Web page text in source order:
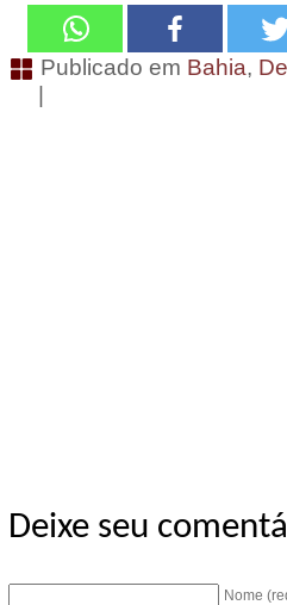
Publicado em Bahia,
|
Deixe seu
Nome